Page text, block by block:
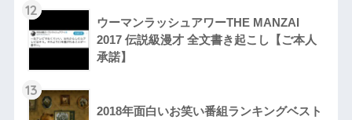
12
ウーマンラッシュアワーTHE MANZAI
2017 伝説級漫才 全文書き起こし【ご本人
承諾】
13
2018年面白いお笑い番組ランキングベスト